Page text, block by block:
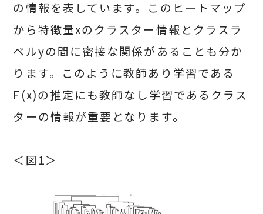
の情報を表しています。このヒートマップ
から特徴量xのクラスター情報とクラスラ
ベルyの間に密接な関係があることも分か
ります。このように教師あり学習である
F(x)の推定にも教師なし学習であるクラス
ターの情報が重要となります。
＜図1＞